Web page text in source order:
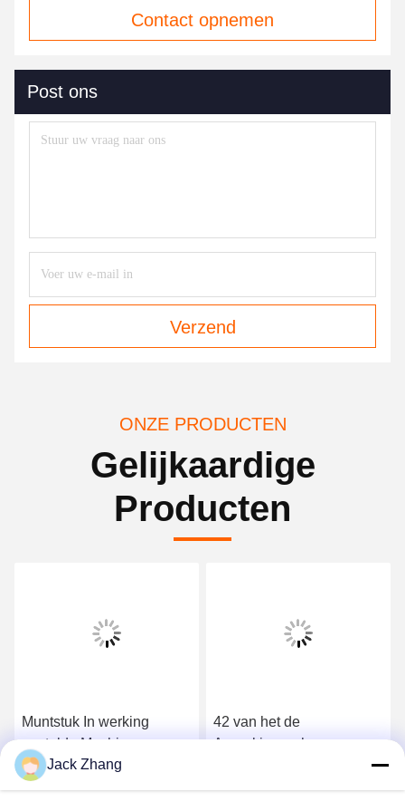
Contact opnemen
Post ons
Verzend
ONZE PRODUCTEN
Gelijkaardige
Producten
Muntstuk In werking
gestelde Machine,
KaartjesAutomaat met
Draadloze Magnetische
Krijg Beste Prijs
42 van het de
Aanrakingsscherm van
KaartjesAutomaat Achter
Krijg Beste Prijs
Jack Zhang